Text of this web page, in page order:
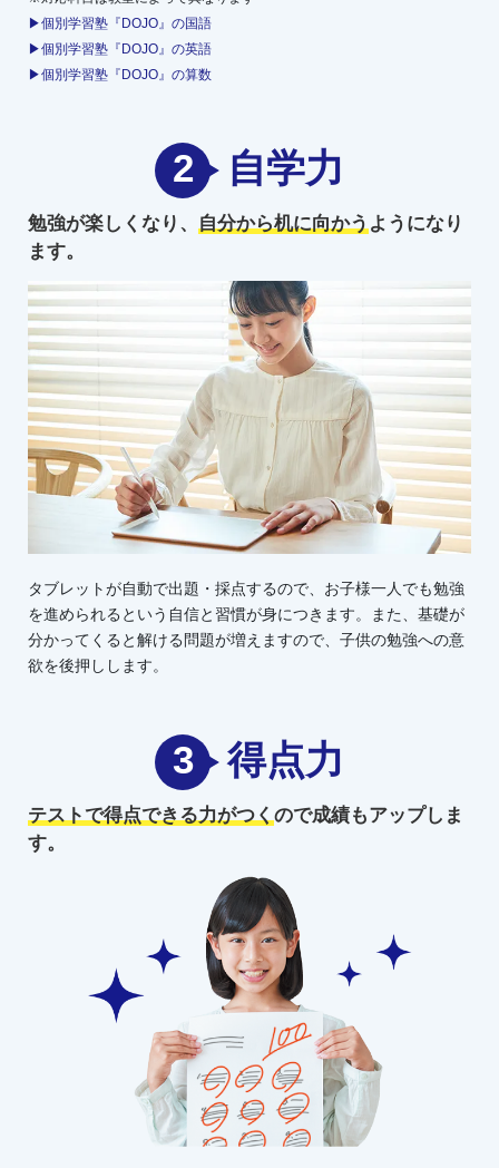
▶個別学習塾『DOJO』の国語
▶個別学習塾『DOJO』の英語
▶個別学習塾『DOJO』の算数
2 自学力
勉強が楽しくなり、 自分から机に向かうようになり
ます。
タブレットが自動で出題・採点するので、お子様一人でも勉強
を進められるという自信と習慣が身につきます。また、基礎が
分かってくると解ける問題が増えますので、子供の勉強への意
欲を後押しします。
3 得点力
テストで得点できる力がつくので成績もアップしま
す。